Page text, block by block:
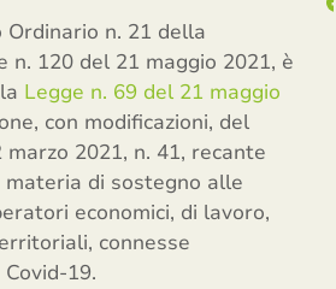
n. 21 della
n. 120 del 21 maggio 2021, è
Legge n. 69 del 21 maggio
con modificazioni, del
2021, n. 41, recante
di sostegno alle
economici, di lavoro,
connesse
19.